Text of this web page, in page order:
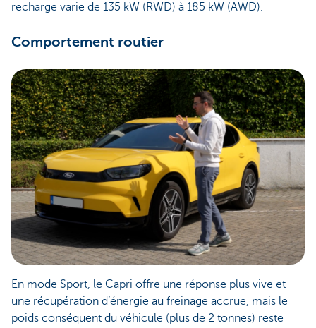
recharge varie de 135 kW (RWD) à 185 kW (AWD).
Comportement routier
En mode Sport, le Capri offre une réponse plus vive et
une récupération d’énergie au freinage accrue, mais le
poids conséquent du véhicule (plus de 2 tonnes) reste